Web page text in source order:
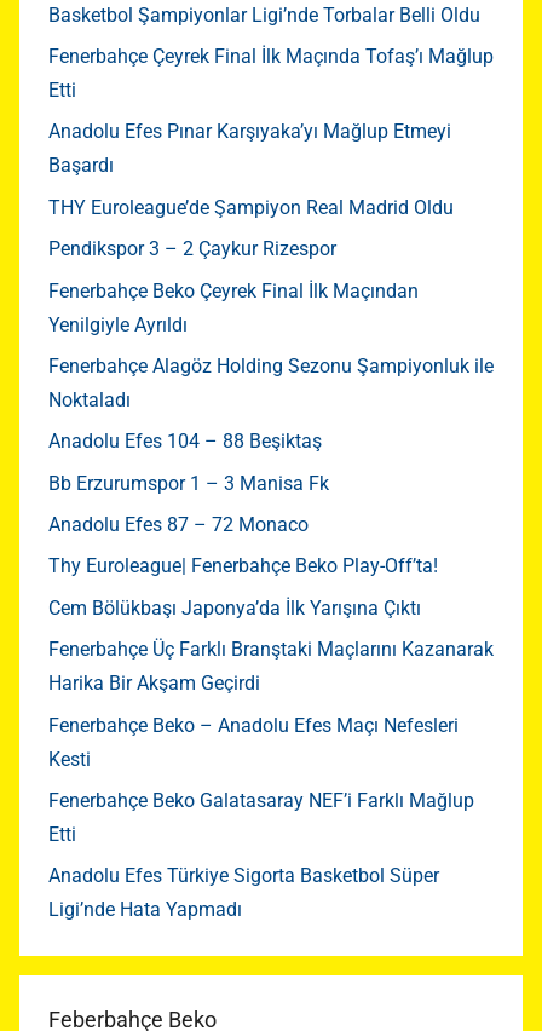
Basketbol Şampiyonlar Ligi’nde Torbalar Belli Oldu
Fenerbahçe Çeyrek Final İlk Maçında Tofaş’ı Mağlup
Etti
Anadolu Efes Pınar Karşıyaka’yı Mağlup Etmeyi
Başardı
THY Euroleague’de Şampiyon Real Madrid Oldu
Pendikspor 3 – 2 Çaykur Rizespor
Fenerbahçe Beko Çeyrek Final İlk Maçından
Yenilgiyle Ayrıldı
Fenerbahçe Alagöz Holding Sezonu Şampiyonluk ile
Noktaladı
Anadolu Efes 104 – 88 Beşiktaş
Bb Erzurumspor 1 – 3 Manisa Fk
Anadolu Efes 87 – 72 Monaco
Thy Euroleague| Fenerbahçe Beko Play-Off’ta!
Cem Bölükbaşı Japonya’da İlk Yarışına Çıktı
Fenerbahçe Üç Farklı Branştaki Maçlarını Kazanarak
Harika Bir Akşam Geçirdi
Fenerbahçe Beko – Anadolu Efes Maçı Nefesleri
Kesti
Fenerbahçe Beko Galatasaray NEF’i Farklı Mağlup
Etti
Anadolu Efes Türkiye Sigorta Basketbol Süper
Ligi’nde Hata Yapmadı
Feberbahçe Beko